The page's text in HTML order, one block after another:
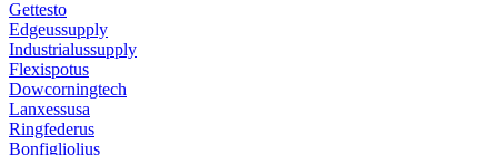
Gettesto
Edgeussupply
Industrialussupply
Flexispotus
Dowcorningtech
Lanxessusa
Ringfederus
Bonfigliolius